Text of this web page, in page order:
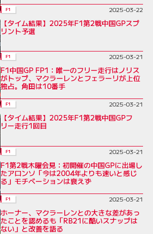
F1 2025-03-22
【タイム結果】2025年F1第2戦中国GPスプ
リント予選
F1 2025-03-21
F1中国GP FP1：唯一のフリー走行はノリス
がトップ、マクラーレンとフェラーリが上位
独占。角田は10番手
F1 2025-03-21
【タイム結果】2025年F1第2戦中国GPフ
リー走行1回目
F1 2025-03-21
F1第2戦木曜会見：初開催の中国GPに出場し
たアロンソ「今は2004年よりも速いと感じ
る」モチベーションは衰えず
F1 2025-03-21
ホーナー、マクラーレンとの大きな差があっ
たことを認めるも「RB21に酷いスナップは
ない」と改善を語る